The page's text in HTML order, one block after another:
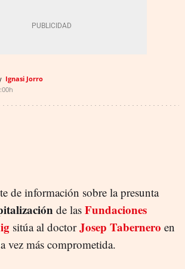
Ignasi Jorro
de información sobre la presunta
de las Fundaciones
sitúa al doctorJosep Tabernero en
vez más comprometida.